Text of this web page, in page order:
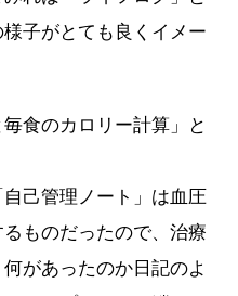
子がとても良くイメー
食のカロリー計算」と
己管理ノート」は血圧
ものだったので、治療
があったのか日記のよ